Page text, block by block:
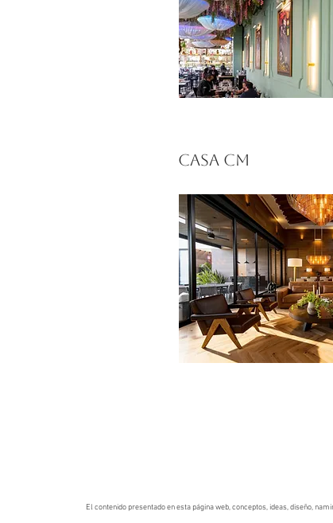
CASA CM
El contenido presentado en esta página web, conceptos, ideas, diseño,